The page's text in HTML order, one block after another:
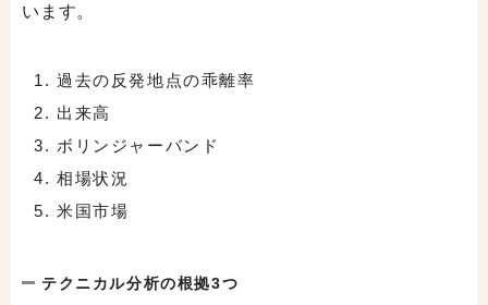
います。
過去の反発地点の乖離率
出来高
ボリンジャーバンド
相場状況
米国市場
テクニカル分析の根拠3つ